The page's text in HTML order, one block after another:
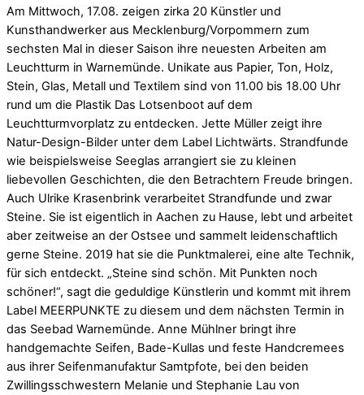
Am Mittwoch, 17.08. zeigen zirka 20 Künstler und
Kunsthandwerker aus Mecklenburg/Vorpommern zum
sechsten Mal in dieser Saison ihre neuesten Arbeiten am
Leuchtturm in Warnemünde. Unikate aus Papier, Ton, Holz,
Stein, Glas, Metall und Textilem sind von 11.00 bis 18.00 Uhr
rund um die Plastik Das Lotsenboot auf dem
Leuchtturmvorplatz zu entdecken. Jette Müller zeigt ihre
Natur-Design-Bilder unter dem Label Lichtwärts. Strandfunde
wie beispielsweise Seeglas arrangiert sie zu kleinen
liebevollen Geschichten, die den Betrachtern Freude bringen.
Auch Ulrike Krasenbrink verarbeitet Strandfunde und zwar
Steine. Sie ist eigentlich in Aachen zu Hause, lebt und arbeitet
aber zeitweise an der Ostsee und sammelt leidenschaftlich
gerne Steine. 2019 hat sie die Punktmalerei, eine alte Technik,
für sich entdeckt. „Steine sind schön. Mit Punkten noch
schöner!“, sagt die geduldige Künstlerin und kommt mit ihrem
Label MEERPUNKTE zu diesem und dem nächsten Termin in
das Seebad Warnemünde. Anne Mühlner bringt ihre
handgemachte Seifen, Bade-Kullas und feste Handcremees
aus ihrer Seifenmanufaktur Samtpfote, bei den beiden
Zwillingsschwestern Melanie und Stephanie Lau von